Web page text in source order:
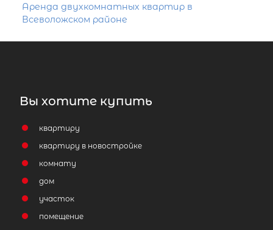
Аренда двухкомнатных квартир в
Всеволожском районе
Вы хотите купить
квартиру
квартиру в новостройке
комнату
дом
участок
помещение